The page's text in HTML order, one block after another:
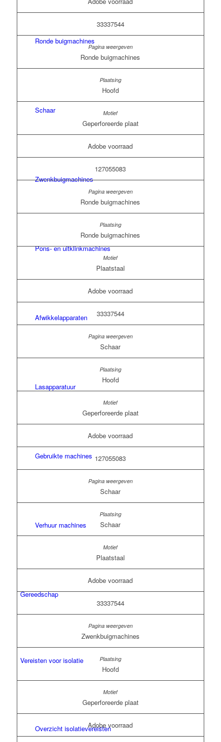
Ronde buigmachines
Schaar
Zwenkbuigmachines
Pons- en uitklinkmachines
Afwikkelapparaten
Lasapparatuur
Gebruikte machines
Verhuur machines
Gereedschap
Vereisten voor isolatie
Overzicht isolatievereisten
33337544
Ronde buigmachines
Hoofd
Geperforeerde plaat
Adobe voorraad
127055083
Ronde buigmachines
Ronde buigmachines
Plaatstaal
Adobe voorraad
33337544
Schaar
Hoofd
Geperforeerde plaat
Adobe voorraad
127055083
Schaar
Schaar
Plaatstaal
Adobe voorraad
33337544
Zwenkbuigmachines
Hoofd
Geperforeerde plaat
Adobe voorraad